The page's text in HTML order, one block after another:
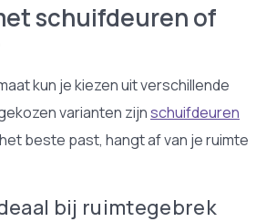
schuifdeuren of
kun je kiezen uit verschillende
varianten zijnschuifdeuren
beste past, hangt af van je ruimte
bij ruimtegebrek